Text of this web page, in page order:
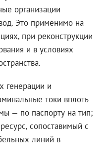
организации
Это применимо на
при реконструкции
и в условиях
генерации и
токи вплоть
— по паспорту на тип;
сопоставимый с
линий в